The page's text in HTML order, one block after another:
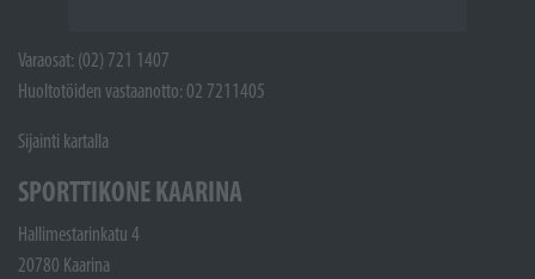
Varaosat: (02) 721 1407
Huoltotöiden vastaanotto: 02 7211405
Sijainti kartalla
SPORTTIKONE KAARINA
Hallimestarinkatu 4
20780 Kaarina